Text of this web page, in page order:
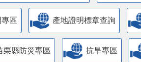
區 產地證明標章查詢
栗縣防災專區 抗旱專區